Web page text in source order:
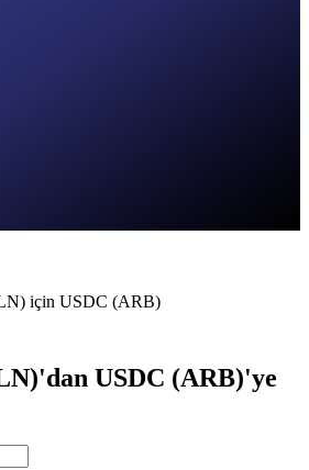
için USDC (ARB)
USDC (ARB)'ye